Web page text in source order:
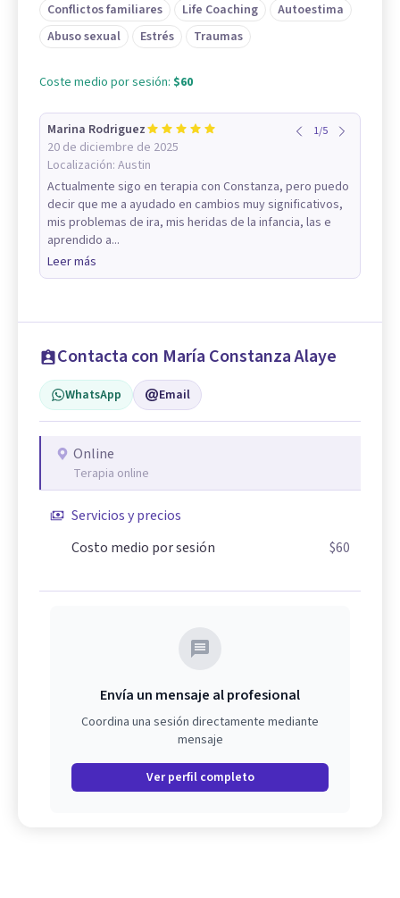
Conflictos familiares
Life Coaching
Autoestima
Abuso sexual
Estrés Traumas
Coste medio por sesión: $60
Marina Rodriguez
20 de diciembre de 2025
Localización: Austin
1/5
Actualmente sigo en terapia con Constanza, pero puedo
decir que me a ayudado en cambios muy significativos,
mis problemas de ira, mis heridas de la infancia, las e
aprendido a...
Leer más
Contacta con María Constanza Alaye
WhatsApp Email
Online
Terapia online
Servicios y precios
Costo medio por sesión
$60
Envía un mensaje al profesional
Coordina una sesión directamente mediante
mensaje
Ver perfil completo